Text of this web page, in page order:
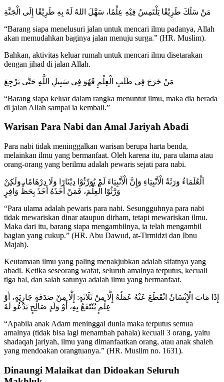
مَنْ سَلَكَ طَرِيْقًا يَلْتَمِسُ فِيْهِ عِلْمًا، سَهَّلَ اللهُ لَهُ بِهِ طَرِيْقًا إِلَى الْجَنَّةِ
“Barang siapa menelusuri jalan untuk mencari ilmu padanya, Allah
akan memudahkan baginya jalan menuju surga.” (HR. Muslim).
Bahkan, aktivitas keluar rumah untuk mencari ilmu disetarakan
dengan jihad di jalan Allah.
مَنْ خَرَجَ فِى طَلَبِ الْعِلْمِ فَهُوَ فِى سَبِيلِ اللَّهِ حَتَّى يَرْجِعَ
“Barang siapa keluar dalam rangka menuntut ilmu, maka dia berada
di jalan Allah sampai ia kembali.”
Warisan Para Nabi dan Amal Jariyah Abadi
Para nabi tidak meninggalkan warisan berupa harta benda,
melainkan ilmu yang bermanfaat. Oleh karena itu, para ulama atau
orang-orang yang berilmu adalah pewaris sejati para nabi.
اَلْعُلَمَاءُ وَرَثَةُ الْأَنْبِيَاءِ وَإِنَّ الْأَنْبِيَاءَ لَمْ يُوَرِّثُوْا دِيْنَارًا وَلَا دِرْهَامًا، وَلَكِنْ
وَرَّثُوْا الْعِلْمَ، فَمَنْ أَخَذَهُ أَخَذَ بِحَظٍّ وَافِرٍ
“Para ulama adalah pewaris para nabi. Sesungguhnya para nabi
tidak mewariskan dinar ataupun dirham, tetapi mewariskan ilmu.
Maka dari itu, barang siapa mengambilnya, ia telah mengambil
bagian yang cukup.” (HR. Abu Dawud, at-Tirmidzi dan Ibnu
Majah).
Keutamaan ilmu yang paling menakjubkan adalah sifatnya yang
abadi. Ketika seseorang wafat, seluruh amalnya terputus, kecuali
tiga hal, dan salah satunya adalah ilmu yang bermanfaat.
إِذَا مَاتَ الْإِنْسَانُ انْقَطَعَ عَنْهُ عَمَلُهُ إِلَّا مِنْ ثَلَاثَةٍ: إِلَّا مِنْ صَدَقَةٍ جَارِيَةٍ، أَوْ
عِلْمٍ يُنْتَفَعُ بِهِ، أَوْ وَلَدٍ صَالِحٍ يَدْعُو لَهُ
“Apabila anak Adam meninggal dunia maka terputus semua
amalnya (tidak bisa lagi menambah pahala) kecuali 3 orang, yaitu
shadaqah jariyah, ilmu yang dimanfaatkan orang, atau anak shaleh
yang mendoakan orangtuanya.” (HR. Muslim no. 1631).
Dinaungi Malaikat dan Didoakan Seluruh